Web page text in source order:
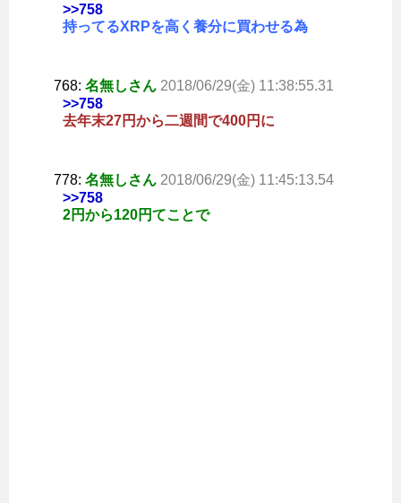
>>758
持ってるXRPを高く養分に買わせる為
768: 名無しさん 2018/06/29(金) 11:38:55.31
>>758
去年末27円から二週間で400円に
778: 名無しさん 2018/06/29(金) 11:45:13.54
>>758
2円から120円てことで